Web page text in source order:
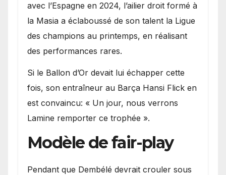
avec l’Espagne en 2024, l’ailier droit formé à
la Masia a éclaboussé de son talent la Ligue
des champions au printemps, en réalisant
des performances rares.
Si le Ballon d’Or devait lui échapper cette
fois, son entraîneur au Barça Hansi Flick en
est convaincu: « Un jour, nous verrons
Lamine remporter ce trophée ».
Modèle de fair-play
Pendant que Dembélé devrait crouler sous